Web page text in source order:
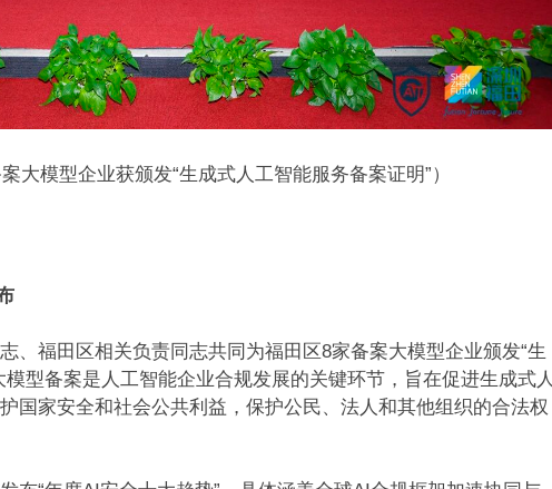
案大模型企业获颁发“生成式人工智能服务备案证明”）
、福田区相关负责同志共同为福田区8家备案大模型企业颁发“生
型备案是人工智能企业合规发展的关键环节，旨在促进生成式人
国家安全和社会公共利益，保护公民、法人和其他组织的合法权